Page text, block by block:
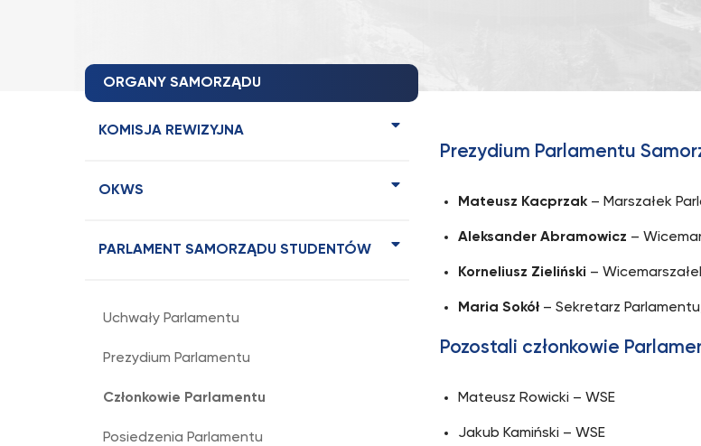
ORGANY SAMORZĄDU
KOMISJA REWIZYJNA
OKWS
PARLAMENT SAMORZĄDU STUDENTÓW
Uchwały Parlamentu
Prezydium Parlamentu
Członkowie Parlamentu
Posiedzenia Parlamentu
Prezydium Parlamentu
Mateusz Kacprzak – Marszałek
Aleksander Abramowicz –
Korneliusz Zieliński –
Maria Sokół – Sekretarz
Pozostali członkowie
Mateusz Rowicki – WSE
Jakub Kamiński – WSE